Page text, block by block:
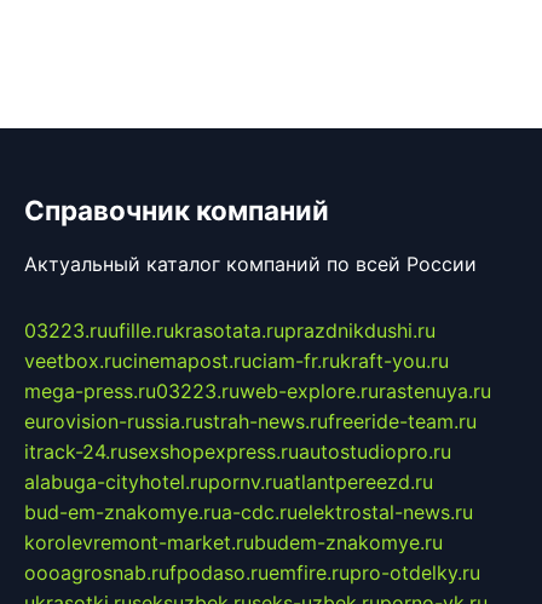
Справочник компаний
Актуальный каталог компаний по всей России
03223.ruufille.rukrasotata.ruprazdnikdushi.ru
veetbox.rucinemapost.ruciam-fr.rukraft-you.ru
mega-press.ru03223.ruweb-explore.rurastenuya.ru
eurovision-russia.rustrah-news.rufreeride-team.ru
itrack-24.rusexshopexpress.ruautostudiopro.ru
alabuga-cityhotel.rupornv.ruatlantpereezd.ru
bud-em-znakomye.rua-cdc.ruelektrostal-news.ru
korolevremont-market.rubudem-znakomye.ru
oooagrosnab.rufpodaso.ruemfire.rupro-otdelky.ru